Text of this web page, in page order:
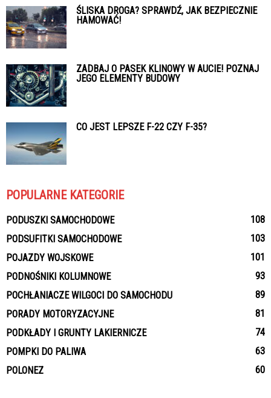
ŚLISKA DROGA? SPRAWDŹ, JAK BEZPIECZNIE
HAMOWAĆ!
ZADBAJ O PASEK KLINOWY W AUCIE! POZNAJ
JEGO ELEMENTY BUDOWY
CO JEST LEPSZE F-22 CZY F-35?
POPULARNE KATEGORIE
PODUSZKI SAMOCHODOWE
108
PODSUFITKI SAMOCHODOWE
103
POJAZDY WOJSKOWE
101
PODNOŚNIKI KOLUMNOWE
93
POCHŁANIACZE WILGOCI DO SAMOCHODU
89
PORADY MOTORYZACYJNE
81
PODKŁADY I GRUNTY LAKIERNICZE
74
POMPKI DO PALIWA
63
POLONEZ
60